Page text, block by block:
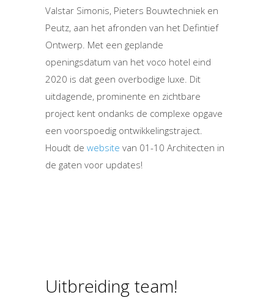
Valstar Simonis, Pieters Bouwtechniek en
Peutz, aan het afronden van het Defintief
Ontwerp. Met een geplande
openingsdatum van het voco hotel eind
2020 is dat geen overbodige luxe. Dit
uitdagende, prominente en zichtbare
project kent ondanks de complexe opgave
een voorspoedig ontwikkelingstraject.
Houdt de website van 01-10 Architecten in
de gaten voor updates!
Uitbreiding team!